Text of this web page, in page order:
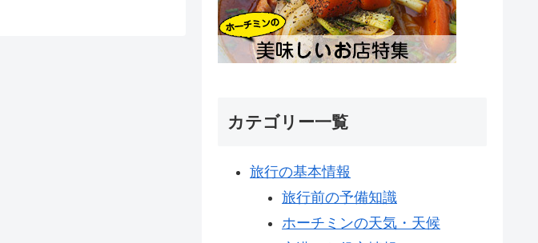
カテゴリー一覧
旅行の基本情報
旅行前の予備知識
ホーチミンの天気・天候